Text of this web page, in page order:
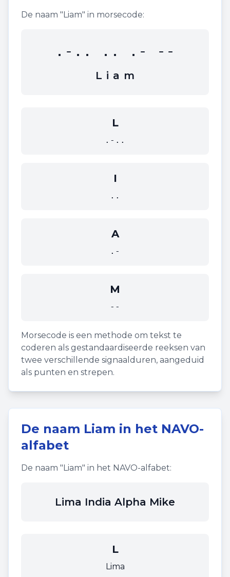
De naam "Liam" in morsecode:
.-.. .. .- --
L i a m
L
.-..
I
..
A
.-
M
--
Morsecode is een methode om tekst te
coderen als gestandaardiseerde reeksen van
twee verschillende signaalduren, aangeduid
als punten en strepen.
De naam Liam in het NAVO-
alfabet
De naam "Liam" in het NAVO-alfabet:
Lima India Alpha Mike
L
Lima